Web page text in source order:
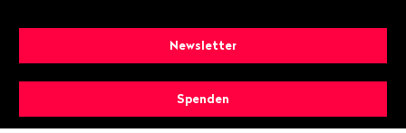
Newsletter
Spenden